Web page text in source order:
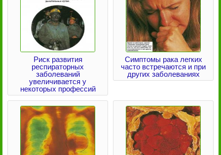
Риск развития
респираторных
заболеваний
увеличивается у
некоторых профессий
Симптомы рака легких
часто встречаются и при
других заболеваниях